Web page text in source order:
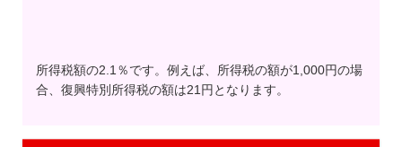
所得税額の2.1％です。例えば、所得税の額が1,000円の場
合、復興特別所得税の額は21円となります。